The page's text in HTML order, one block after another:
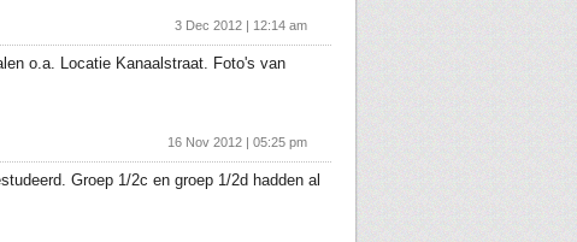
3 Dec 2012 | 12:14 am
o.a. Locatie Kanaalstraat. Foto's van
16 Nov 2012 | 05:25 pm
Groep 1/2c en groep 1/2d hadden al